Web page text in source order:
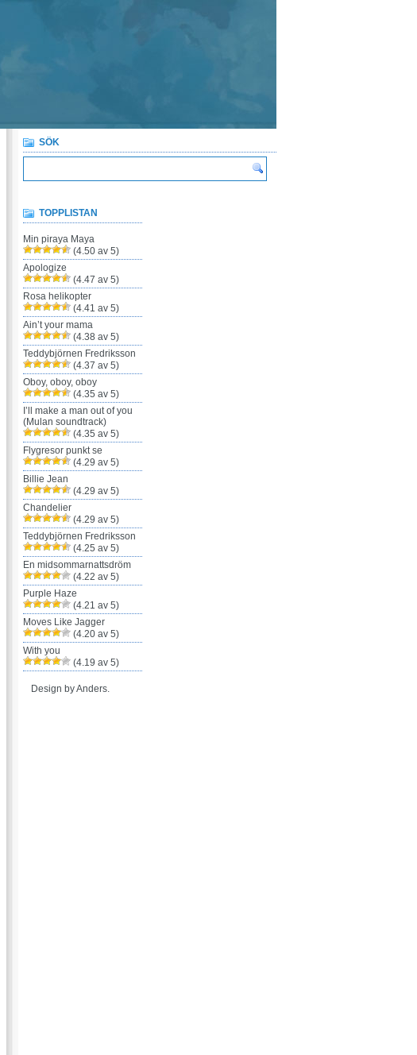
SÖK
TOPPLISTAN
Min piraya Maya
(4.50 av 5)
Apologize
(4.47 av 5)
Rosa helikopter
(4.41 av 5)
Ain’t your mama
(4.38 av 5)
Teddybjörnen Fredriksson
(4.37 av 5)
Oboy, oboy, oboy
(4.35 av 5)
I’ll make a man out of you
(Mulan soundtrack)
(4.35 av 5)
Flygresor punkt se
(4.29 av 5)
Billie Jean
(4.29 av 5)
Chandelier
(4.29 av 5)
Teddybjörnen Fredriksson
(4.25 av 5)
En midsommarnattsdröm
(4.22 av 5)
Purple Haze
(4.21 av 5)
Moves Like Jagger
(4.20 av 5)
With you
(4.19 av 5)
Design by Anders.